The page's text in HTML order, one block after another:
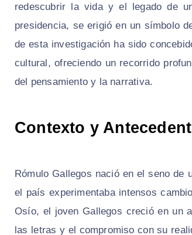
redescubrir la vida y el legado de
presidencia, se erigió en un símbolo
de esta investigación ha sido
cultural, ofreciendo un recorrido
del pensamiento y la narrativa.
Contexto y
Rómulo Gallegos nació en el seno de
el país experimentaba intensos
Osío, el joven Gallegos creció en un
las letras y el compromiso con su